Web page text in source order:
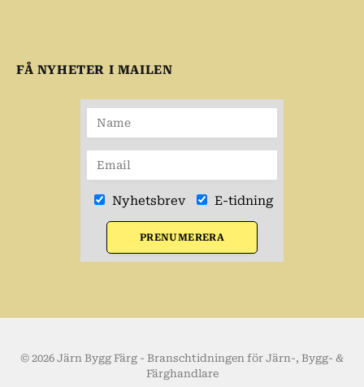
FÅ NYHETER I MAILEN
Nyhetsbrev E-tidning
PRENUMERERA
© 2026 Järn Bygg Färg - Branschtidningen för Järn-, Bygg- &
Färghandlare